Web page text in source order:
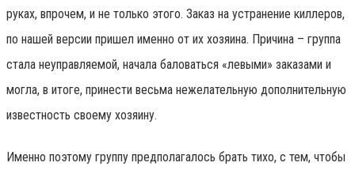
руках, впрочем, и не только этого. Заказ на устранение киллеров,
по нашей версии пришел именно от их хозяина. Причина – группа
стала неуправляемой, начала баловаться «левыми» заказами и
могла, в итоге, принести весьма нежелательную дополнительную
известность своему хозяину.
Именно поэтому группу предполагалось брать тихо, с тем, чтобы